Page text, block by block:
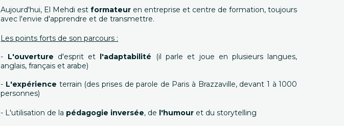
Aujourd'hui, El Mehdi estformateur en entreprise et centre de formation, toujours
avec l'envie d'apprendre et de transmettre.
Les points forts de son parcours :
- L'ouverture d'esprit et l'adaptabilité
(il parle et joue en plusieurs langues,
anglais, français et arabe)
- L'expérience terrain (des prises de parole de Paris à Brazzaville, devant 1 à 1000
personnes)
- L'utilisation de la pédagogie inversée, de l'humour et du storytelling